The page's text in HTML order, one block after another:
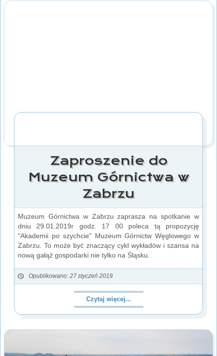
Zaproszenie do
Muzeum Górnictwa w
Zabrzu
Muzeum Górnictwa w Zabrzu zaprasza na spotkanie w
dniu 29.01.2019r godz. 17 00 poleca tą propozycję
"Akademii po szychcie" Muzeum Górnictw Węglowego w
Zabrzu. To może być znaczący cykl wykładów i szansa na
nową gałąź gospodarki nie tylko na Śląsku.
Opublikowano: 27 styczeń 2019
Czytaj więcej...